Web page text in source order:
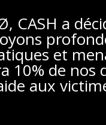
CASH a
et
10% de
aux